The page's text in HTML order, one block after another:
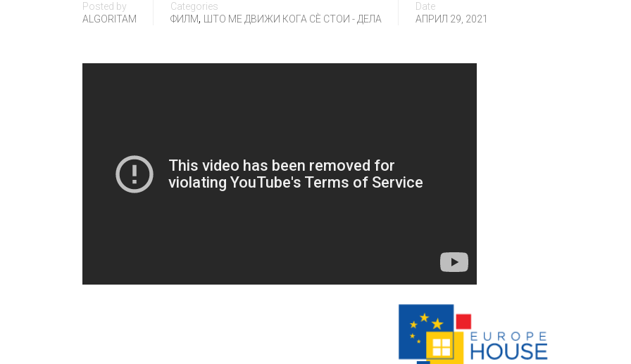
Posted by
ALGORITAM
Categories
ФИЛМ, ШТО МЕ ДВИЖИ КОГА СÈ СТОИ - ДЕЛА
Date
АПРИЛ 29, 2021